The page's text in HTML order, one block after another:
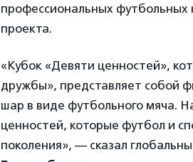
профессиональных футбольных
проекта.
«Кубок «Девяти ценностей»,
дружбы», представляет собой
шар в виде футбольного мяча.
ценностей, которые футбол и
поколения», — сказал